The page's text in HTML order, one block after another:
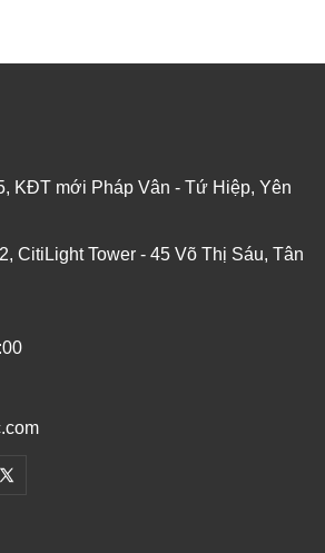
KĐT mới Pháp Vân - Tứ Hiệp, Yên
CitiLight Tower - 45 Võ Thị Sáu, Tân